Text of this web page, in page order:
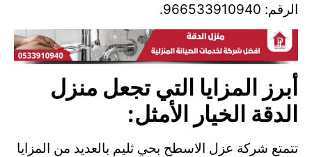
الرقم: 966533910940.
أبرز المزايا التي تجعل منزل
الدقة الخيار الأمثل:
تتمتع شركة عزل الاسطح بحي ثليم بالعديد من المزايا